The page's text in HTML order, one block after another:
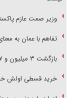
وزیر صمت عازم
تفاهم با عمان به
بازگشت ۳ میلیون و ۱۷ هزار زائر اربعین به کشور
خرید قسطی اولش